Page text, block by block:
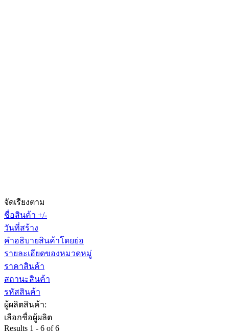
จัดเรียงตาม
ชื่อสินค้า +/-
วันที่สร้าง
คำอธิบายสินค้าโดยย่อ
รายละเอียดของหมวดหมู่
ราคาสินค้า
สถานะสินค้า
รหัสสินค้า
ผู้ผลิตสินค้า:
เลือกชื่อผู้ผลิต
Results 1 - 6 of 6